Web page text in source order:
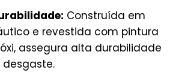
Construída em
e revestida com pintura
assegura alta durabilidade